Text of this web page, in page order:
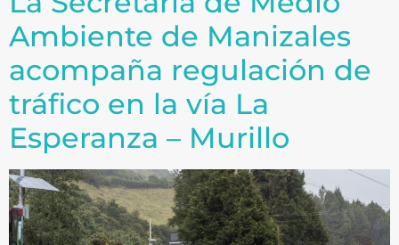
Ambiente de Manizales
acompaña regulación de
tráfico en la vía La
Esperanza – Murillo